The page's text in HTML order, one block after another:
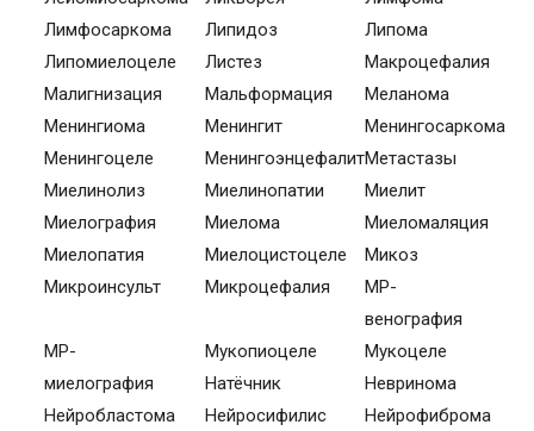
Лимфосаркома
Липидоз
Липома
Липомиелоцеле
Листез
Макроцефалия
Малигнизация
Мальформация
Меланома
Менингиома
Менингит
Менингосаркома
Менингоцеле
МенингоэнцефалитМетастазы
Миелинолиз
Миелинопатии
Миелит
Миелография
Миелома
Миеломаляция
Миелопатия
Миелоцистоцеле
Микоз
Микроинсульт
Микроцефалия
МР-
венография
МР-
миелография
Мукопиоцеле
Мукоцеле
Натёчник
Невринома
Нейробластома
Нейросифилис
Нейрофиброма